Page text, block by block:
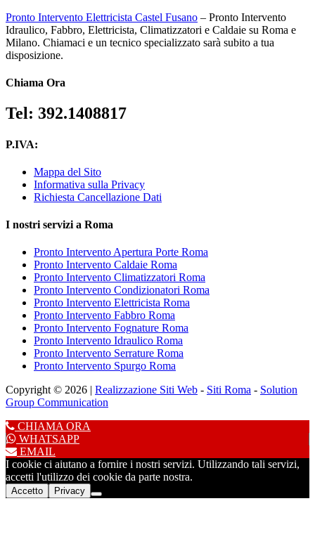
Pronto Intervento Elettricista Castel Fusano – Pronto Intervento
Idraulico, Fabbro, Elettricista, Climatizzatori e Caldaie su Roma e
Milano. Chiamaci e un tecnico specializzato sarà subito a tua
disposizione.
Chiama Ora
Tel: 392.1408817
P.IVA:
Mappa del Sito
Informativa sulla Privacy
Richiesta Cancellazione Dati
I nostri servizi a Roma
Pronto Intervento Apertura Porte Roma
Pronto Intervento Caldaie Roma
Pronto Intervento Climatizzatori Roma
Pronto Intervento Condizionatori Roma
Pronto Intervento Elettricista Roma
Pronto Intervento Fabbro Roma
Pronto Intervento Fognature Roma
Pronto Intervento Idraulico Roma
Pronto Intervento Serrature Roma
Pronto Intervento Spurgo Roma
Copyright © 2026 | Realizzazione Siti Web - Siti Roma - Solution
Group Communication
CHIAMA ORA
WHATSAPP
EMAIL
I cookie ci aiutano a fornire i nostri servizi. Utilizzando tali servizi,
accetti l'utilizzo dei cookie da parte nostra.
Accetto Privacy